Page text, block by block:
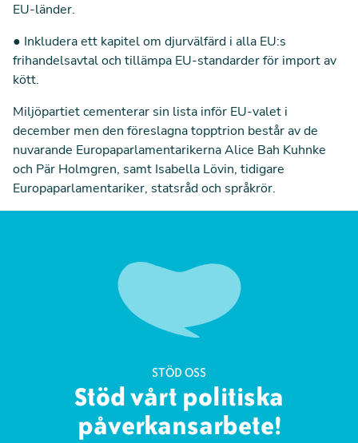
EU-länder.
● Inkludera ett kapitel om djurvälfärd i alla EU:s
frihandelsavtal och tillämpa EU-standarder för import av
kött.
Miljöpartiet cementerar sin lista inför EU-valet i
december men den föreslagna topptrion består av de
nuvarande Europaparlamentarikerna Alice Bah Kuhnke
och Pär Holmgren, samt Isabella Lövin, tidigare
Europaparlamentariker, statsråd och språkrör.
STÖD OSS
Stöd vårt politiska
påverkansarbete!